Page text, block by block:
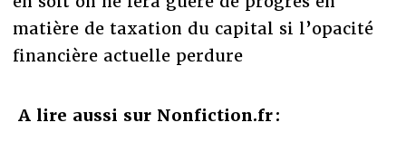
matière de taxation du capital si l’opacité
financière actuelle perdure
A lire aussi sur Nonfiction.fr :